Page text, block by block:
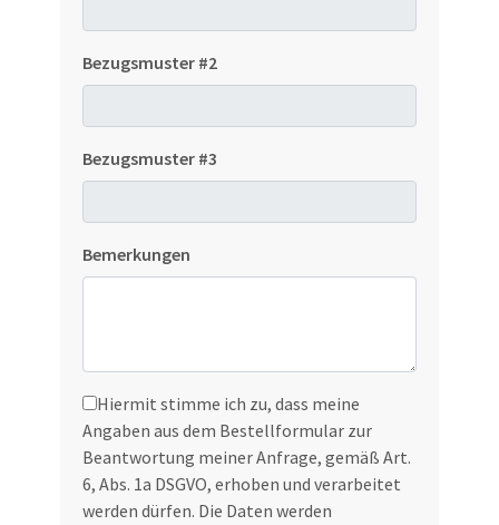
Bezugsmuster #2
Bezugsmuster #3
Bemerkungen
Bitte nicht ausfüllen
Hiermit stimme ich zu, dass meine
Angaben aus dem Bestellformular zur
Beantwortung meiner Anfrage, gemäß Art.
6, Abs. 1a DSGVO, erhoben und verarbeitet
werden dürfen. Die Daten werden